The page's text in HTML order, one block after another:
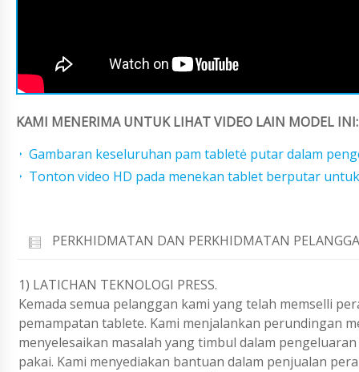
KAMI MENERIMA UNTUK LIHAT VIDEO LAIN MODEL INI:
Gambaran keseluruhan pam tabletė putar dalam
Tonton video HD pada menekan tablet berputar
PERKHIDMATAN DAN PERKHIDMATAN
1) LATICHAN TEKNOLOGI PRESS.
Kemada semua pelanggan kami yang telah memselli
pemampatan tablete. Kami menjalankan perundingan
menyelesaikan masalah yang timbul dalam
pakai. Kami menyediakan bantuan dalam penjualan